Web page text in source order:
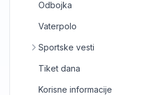
Odbojka
Vaterpolo
Sportske vesti
Tiket dana
Korisne informacije